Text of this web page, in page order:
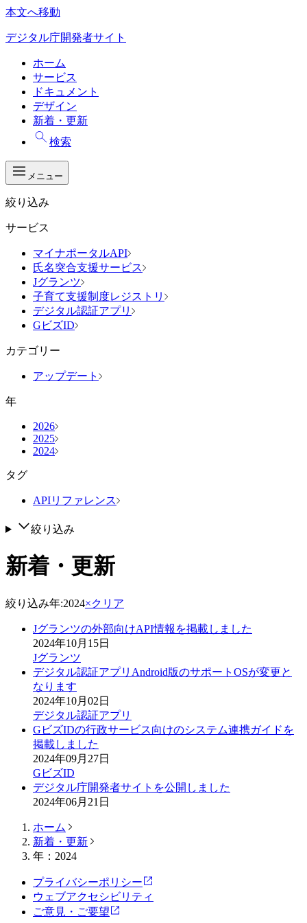
本文へ移動
デジタル庁開発者サイト
ホーム
サービス
ドキュメント
デザイン
新着・更新
検索
メニュー
絞り込み
サービス
マイナポータルAPI
氏名突合支援サービス
Jグランツ
子育て支援制度レジストリ
デジタル認証アプリ
GビズID
カテゴリー
アップデート
年
2026
2025
2024
タグ
APIリファレンス
絞り込み
新着・更新
絞り込み年:2024×クリア
Jグランツの外部向けAPI情報を掲載しました
2024年10月15日
Jグランツ
デジタル認証アプリAndroid版のサポートOSが変更と
なります
2024年10月02日
デジタル認証アプリ
GビズIDの行政サービス向けのシステム連携ガイドを
掲載しました
2024年09月27日
GビズID
デジタル庁開発者サイトを公開しました
2024年06月21日
ホーム
新着・更新
年：2024
プライバシーポリシー
ウェブアクセシビリティ
ご意見・ご要望